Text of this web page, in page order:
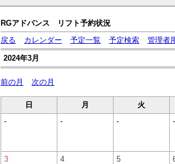
RGアドバンス リフト予約状況
戻る
カレンダー 予定一覧 予定検索 管理者
2024年3月
前の月 次の月
日 月
火
-
- - -
3
4
5